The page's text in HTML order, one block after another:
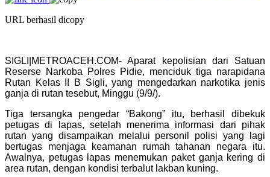
URL berhasil dicopy
SIGLI|METROACEH.COM- Aparat kepolisian dari Satuan
Reserse Narkoba Polres Pidie, menciduk tiga narapidana
Rutan Kelas II B Sigli, yang mengedarkan narkotika jenis
ganja di rutan tesebut, Minggu (9/9/).
Tiga tersangka pengedar “Bakong” itu, berhasil dibekuk
petugas di lapas, setelah menerima informasi dari pihak
rutan yang disampaikan melalui personil polisi yang lagi
bertugas menjaga keamanan rumah tahanan negara itu.
Awalnya, petugas lapas menemukan paket ganja kering di
area rutan, dengan kondisi terbalut lakban kuning.